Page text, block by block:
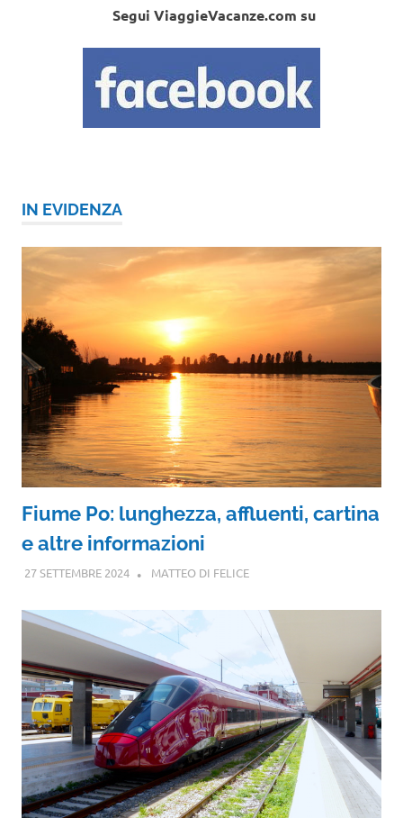
Segui ViaggieVacanze.com su
IN EVIDENZA
Fiume Po: lunghezza, affluenti, cartina
e altre informazioni
27 SETTEMBRE 2024 MATTEO DI FELICE